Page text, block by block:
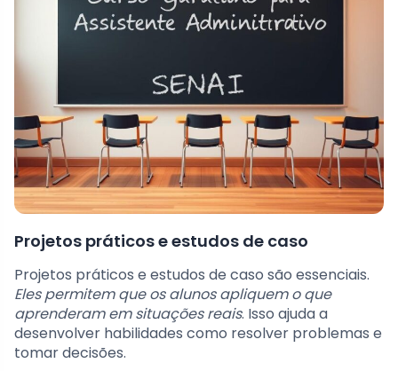
Projetos práticos e estudos de caso
Projetos práticos e estudos de caso são essenciais.
Eles permitem que os alunos apliquem o que
aprenderam em situações reais. Isso ajuda a
desenvolver habilidades como resolver problemas e
tomar decisões.